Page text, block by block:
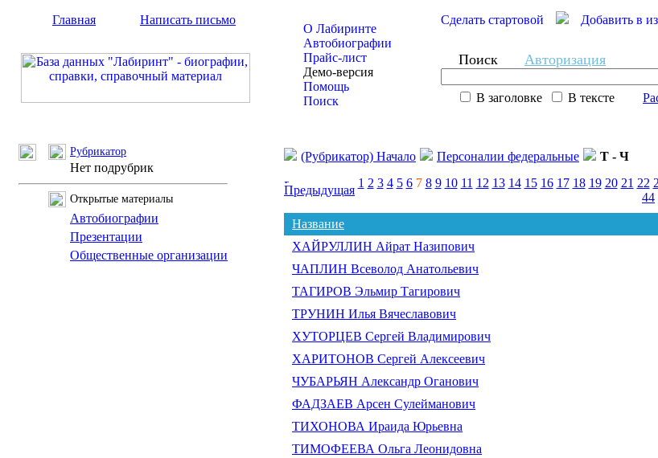
Главная Написать письмо
О Лабиринте
Автобиографии
Прайс-лист
Демо-версия
Помощь
Поиск
Сделать стартовой Добавить в
Поиск Авторизация
В заголовке В тексте
Рубрикатор
Нет подрубрик
Открытые материалы
Автобиографии
Презентации
Общественные организации
(Рубрикатор) Начало Персоналии федеральные Т - Ч
Предыдущая
1 2 3 4 5 6 7 8 9 10 11 12 13 14 15 16 17 18 19 20 21 22
44
Название
ХАЙРУЛЛИН Айрат Назипович
ЧАПЛИН Всеволод Анатольевич
ТАГИРОВ Эльмир Тагирович
ТРУНИН Илья Вячеславович
ХУТОРЦЕВ Сергей Владимирович
ХАРИТОНОВ Сергей Алексеевич
ЧУБАРЬЯН Александр Оганович
ФАДЗАЕВ Арсен Сулейманович
ТИХОНОВА Ираида Юрьевна
ТИМОФЕЕВА Ольга Леонидовна